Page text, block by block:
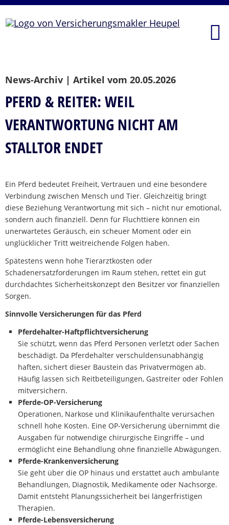
News-Archiv | Artikel vom 20.05.2026
PFERD & REITER: WEIL
VERANTWORTUNG NICHT AM
STALLTOR ENDET
Ein Pferd bedeutet Freiheit, Vertrauen und eine besondere
Verbindung zwischen Mensch und Tier. Gleichzeitig bringt
diese Beziehung Verantwortung mit sich – nicht nur emotional,
sondern auch finanziell. Denn für Fluchttiere können ein
unerwartetes Geräusch, ein scheuer Moment oder ein
unglücklicher Tritt weitreichende Folgen haben.
Spätestens wenn hohe Tierarztkosten oder
Schadenersatzforderungen im Raum stehen, rettet ein gut
durchdachtes Sicherheitskonzept den Besitzer vor finanziellen
Sorgen.
Sinnvolle Versicherungen für das Pferd
Pferdehalter-Haftpflichtversicherung
Sie schützt, wenn das Pferd Personen verletzt oder Sachen
beschädigt. Da Pferdehalter verschuldensunabhängig
haften, sichert dieser Baustein das Privatvermögen ab.
Häufig lassen sich Reitbeteiligungen, Gastreiter oder Fohlen
mitversichern.
Pferde-OP-Versicherung
Operationen, Narkose und Klinikaufenthalte verursachen
schnell hohe Kosten. Eine OP-Versicherung übernimmt die
Ausgaben für notwendige chirurgische Eingriffe – und
ermöglicht eine Behandlung ohne finanzielle Abwägungen.
Pferde-Krankenversicherung
Sie geht über die OP hinaus und erstattet auch ambulante
Behandlungen, Diagnostik, Medikamente oder Nachsorge.
Damit entsteht Planungssicherheit bei längerfristigen
Therapien.
Pferde-Lebensversicherung